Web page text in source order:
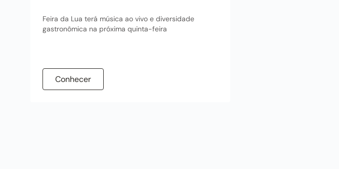
Feira da Lua terá música ao vivo e diversidade
gastronômica na próxima quinta-feira
Conhecer